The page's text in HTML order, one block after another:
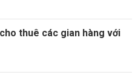
thuê các gian hàng với